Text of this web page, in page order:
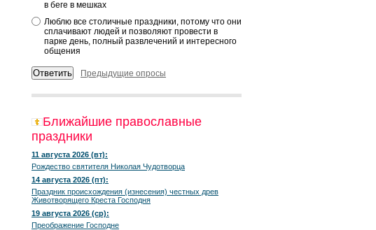
в беге в мешках
Люблю все столичные праздники, потому что они
сплачивают людей и позволяют провести в
парке день, полный развлечений и интересного
общения
Предыдущие опросы
Ближайшие православные
праздники
11 августа 2026 (вт):
Рождество святителя Николая Чудотворца
14 августа 2026 (пт):
Праздник происхождения (изнесения) честных древ
Животворящего Креста Господня
19 августа 2026 (ср):
Преображение Господне